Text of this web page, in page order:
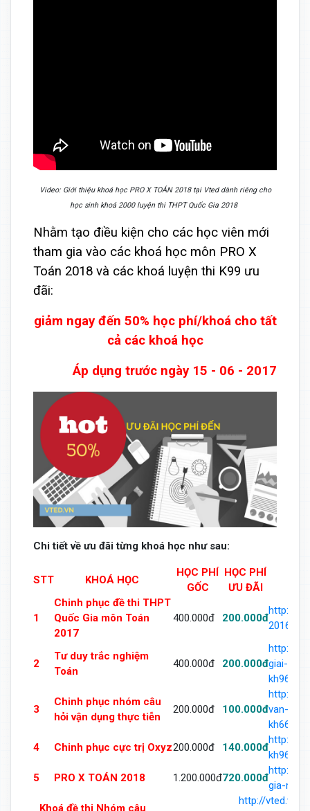
Video: Giới thiệu khoá học PRO X TOÁN 2018 tại Vted dành riêng cho
học sinh khoá 2000 luyện thi THPT Quốc Gia 2018
Nhằm tạo điều kiện cho các học viên mới
tham gia vào các khoá học môn PRO X
Toán 2018 và các khoá luyện thi K99 ưu
đãi:
giảm ngay đến 50% học phí/khoá cho tất
cả các khoá học
Áp dụng trước ngày 15 - 06 - 2017
Chi tiết về ưu đãi từng khoá học như sau:
STT KHOÁ HỌC
HỌC PHÍ
GỐC
HỌC PHÍ
ƯU ĐÃI
1
Chinh phục đề thi THPT
Quốc Gia môn Toán
2017
400.000đ 200.000đ
http://
2016-
2
Tư duy trắc nghiệm
Toán
400.000đ 200.000đ
http://
giai-
3
Chinh phục nhóm câu
hỏi vận dụng thực tiễn
200.000đ 100.000đ
http://
van-
4
Chinh phục cực trị Oxyz200.000đ 140.000đ
http://
5
PRO X TOÁN 2018 1.200.000đ720.000đ
http://
gia-
Khoá đề thi Nhóm câu
http://vted.vn/